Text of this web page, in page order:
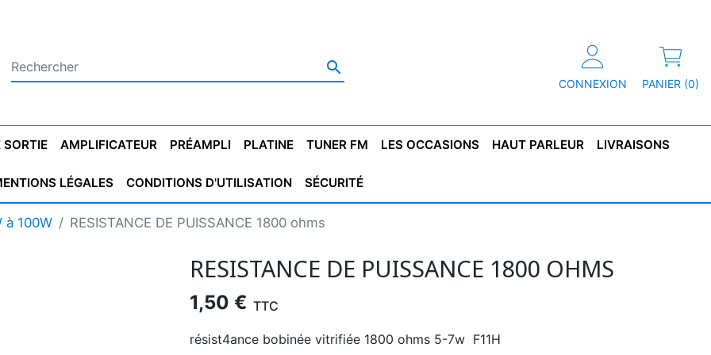

CONNEXION PANIER (0)
CONDENSATEUR
STYROFLEX
CONDENSATEUR
CONDENSATEUR
TRANSFO DE SORTIE
TRANSFO LINE
CAPOT DE
AMPLIFICATEUR PRÉAMPLI PLATINE TUNER FM LES OCCASIONS
PLATINES VINYLES MAGNÉTOPHONE TUNER
HAUT PARLEUR LIVRAISONS
LÉGALES CONDITIONS D'UTILISATION SÉCURITÉ
à 100W RESISTANCE DE PUISSANCE 1800 ohms
RESISTANCE DE PUISSANCE 1800 OHMS
1,50 € TTC
résist4ance bobinée vitrifiée 1800 ohms 5-7w F11H